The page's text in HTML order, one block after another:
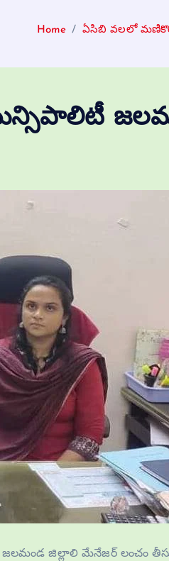
Home ఏసిబి వలలో
జిల్లాలి మేనేజర్‌ లంచం